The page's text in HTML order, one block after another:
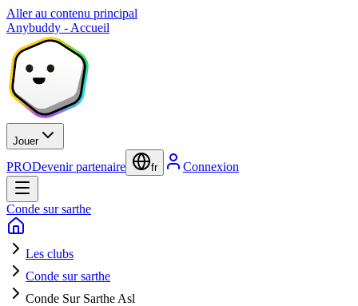
Aller au contenu principal
Anybuddy - Accueil
Jouer
PRODevenir partenaire fr Connexion
Conde sur sarthe
Les clubs
Conde sur sarthe
Conde Sur Sarthe Asl